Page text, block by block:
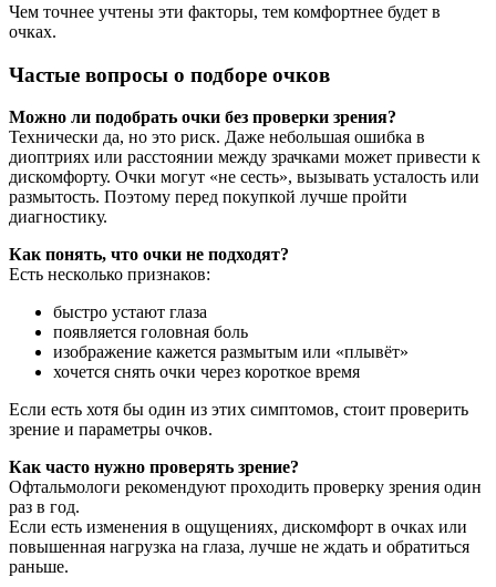
Чем точнее учтены эти факторы, тем комфортнее будет в
очках.
Частые вопросы о подборе очков
Можно ли подобрать очки без проверки зрения?
Технически да, но это риск. Даже небольшая ошибка в
диоптриях или расстоянии между зрачками может привести к
дискомфорту. Очки могут «не сесть», вызывать усталость или
размытость. Поэтому перед покупкой лучше пройти
диагностику.
Как понять, что очки не подходят?
Есть несколько признаков:
быстро устают глаза
появляется головная боль
изображение кажется размытым или «плывёт»
хочется снять очки через короткое время
Если есть хотя бы один из этих симптомов, стоит проверить
зрение и параметры очков.
Как часто нужно проверять зрение?
Офтальмологи рекомендуют проходить проверку зрения один
раз в год.
Если есть изменения в ощущениях, дискомфорт в очках или
повышенная нагрузка на глаза, лучше не ждать и обратиться
раньше.